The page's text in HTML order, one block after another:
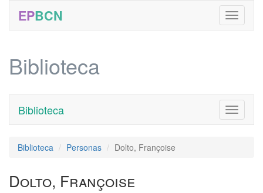
EPBCN
Biblioteca
Toggle
Biblioteca
Biblioteca Personas Dolto, Françoise
Dolto, Françoise